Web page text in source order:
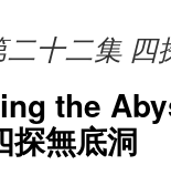
二十二集 四
the
探無底洞